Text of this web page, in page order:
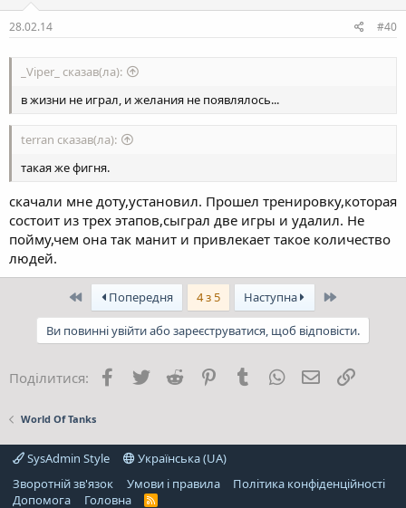
28.02.14 #40
_Viper_ сказав(ла):
в жизни не играл, и желания не появлялось...
terran сказав(ла):
такая же фигня.
скачали мне доту,установил. Прошел тренировку,которая
состоит из трех этапов,сыграл две игры и удалил. Не
пойму,чем она так манит и привлекает такое количество
людей.
ПершийПопередня 4 з 5 Наступна Останній
Ви повинні увійти або зареєструватися, щоб відповісти.
Поділитися: Facebook
Twitter Reddit PinterestTumblrWhatsApp
E-mail
World Of Tanks
SysAdmin Style
Українська (UA)
Зворотній зв'язок
Умови і правила
Політика конфіденційності
Дoпoмoга
Головна
R